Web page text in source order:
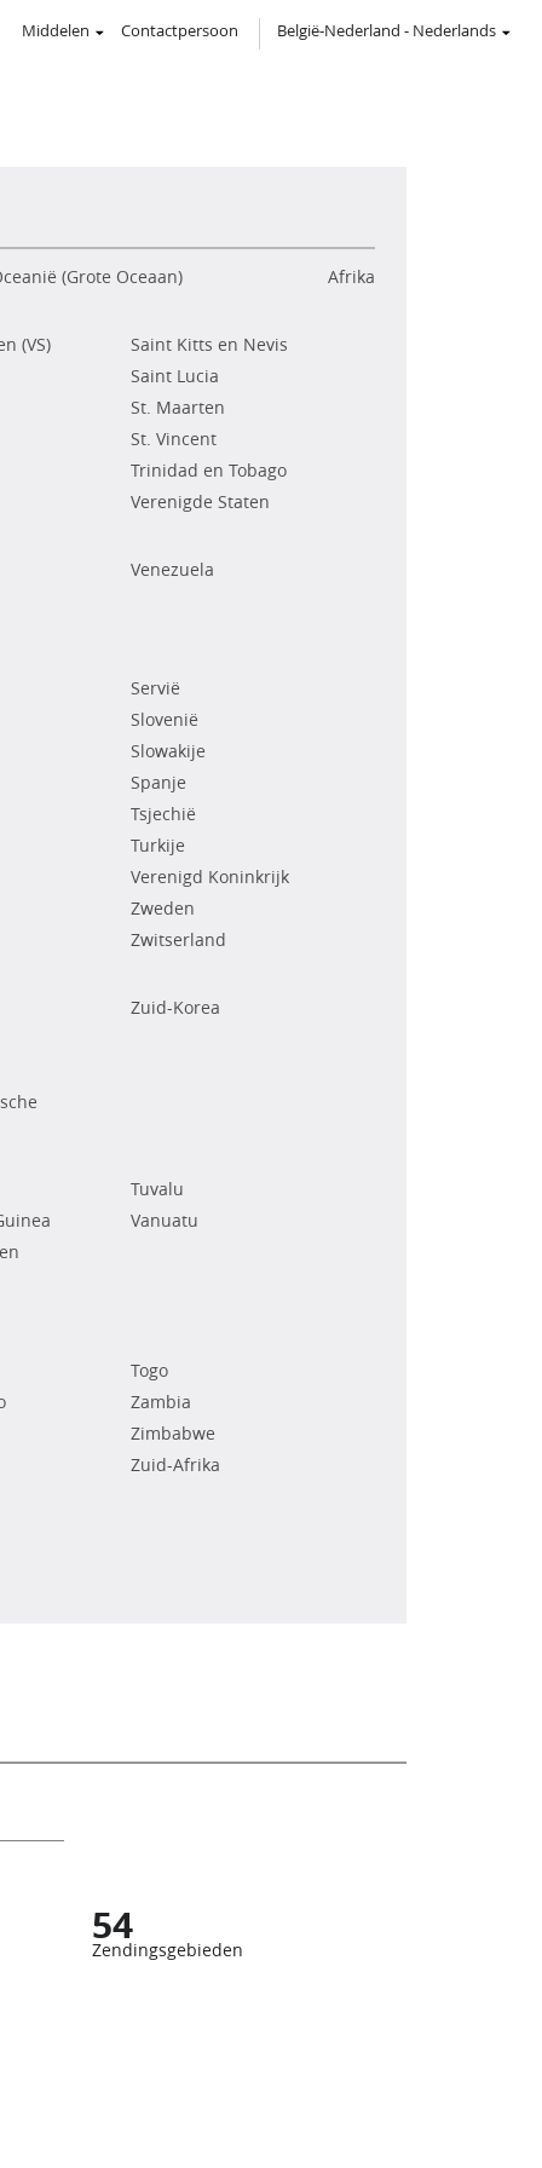
Middelen Contactpersoon België-Nederland - Nederlands
(Grote Oceaan) Afrika
(VS)
Saint Kitts en Nevis
Saint Lucia
St. Maarten
St. Vincent
Trinidad en Tobago
Verenigde Staten
Venezuela
Servië
Slovenië
Slowakije
Spanje
Tsjechië
Turkije
Verenigd Koninkrijk
Zweden
Zwitserland
Zuid-Korea
Tuvalu
Vanuatu
Togo
Zambia
Zimbabwe
Zuid-Afrika
54
Zendingsgebieden